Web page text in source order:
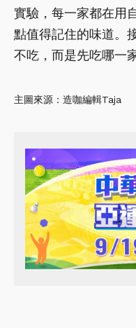
實驗，每一家都在用
點值得記住的味道。
不吃，而是先吃哪一
主圖來源：造咖編輯Taja